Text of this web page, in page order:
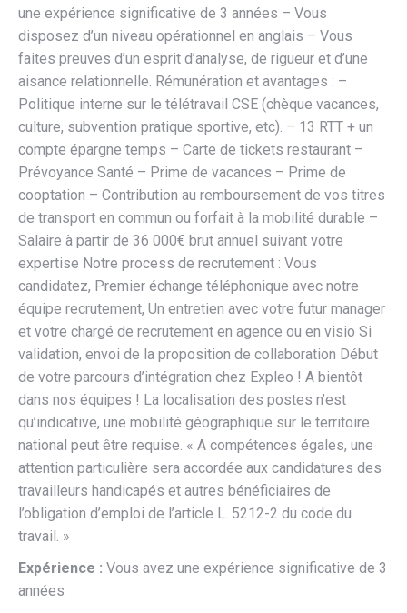
une expérience significative de 3 années – Vous
disposez d’un niveau opérationnel en anglais – Vous
faites preuves d’un esprit d’analyse, de rigueur et d’une
aisance relationnelle. Rémunération et avantages : –
Politique interne sur le télétravail CSE (chèque vacances,
culture, subvention pratique sportive, etc). – 13 RTT + un
compte épargne temps – Carte de tickets restaurant –
Prévoyance Santé – Prime de vacances – Prime de
cooptation – Contribution au remboursement de vos titres
de transport en commun ou forfait à la mobilité durable –
Salaire à partir de 36 000€ brut annuel suivant votre
expertise Notre process de recrutement : Vous
candidatez, Premier échange téléphonique avec notre
équipe recrutement, Un entretien avec votre futur manager
et votre chargé de recrutement en agence ou en visio Si
validation, envoi de la proposition de collaboration Début
de votre parcours d’intégration chez Expleo ! A bientôt
dans nos équipes ! La localisation des postes n’est
qu’indicative, une mobilité géographique sur le territoire
national peut être requise. « A compétences égales, une
attention particulière sera accordée aux candidatures des
travailleurs handicapés et autres bénéficiaires de
l’obligation d’emploi de l’article L. 5212-2 du code du
travail. »
Expérience : Vous avez une expérience significative de 3
années